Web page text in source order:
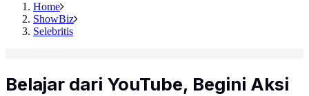
Home
ShowBiz
Selebritis
Belajar dari YouTube, Begini Aksi